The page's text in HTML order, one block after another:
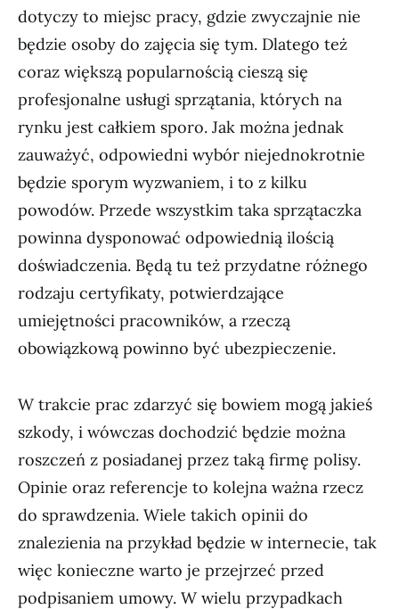
dotyczy to miejsc pracy, gdzie zwyczajnie nie
będzie osoby do zajęcia się tym. Dlatego też
coraz większą popularnością cieszą się
profesjonalne usługi sprzątania, których na
rynku jest całkiem sporo. Jak można jednak
zauważyć, odpowiedni wybór niejednokrotnie
będzie sporym wyzwaniem, i to z kilku
powodów. Przede wszystkim taka sprzątaczka
powinna dysponować odpowiednią ilością
doświadczenia. Będą tu też przydatne różnego
rodzaju certyfikaty, potwierdzające
umiejętności pracowników, a rzeczą
obowiązkową powinno być ubezpieczenie.
W trakcie prac zdarzyć się bowiem mogą jakieś
szkody, i wówczas dochodzić będzie można
roszczeń z posiadanej przez taką firmę polisy.
Opinie oraz referencje to kolejna ważna rzecz
do sprawdzenia. Wiele takich opinii do
znalezienia na przykład będzie w internecie, tak
więc konieczne warto je przejrzeć przed
podpisaniem umowy. W wielu przypadkach